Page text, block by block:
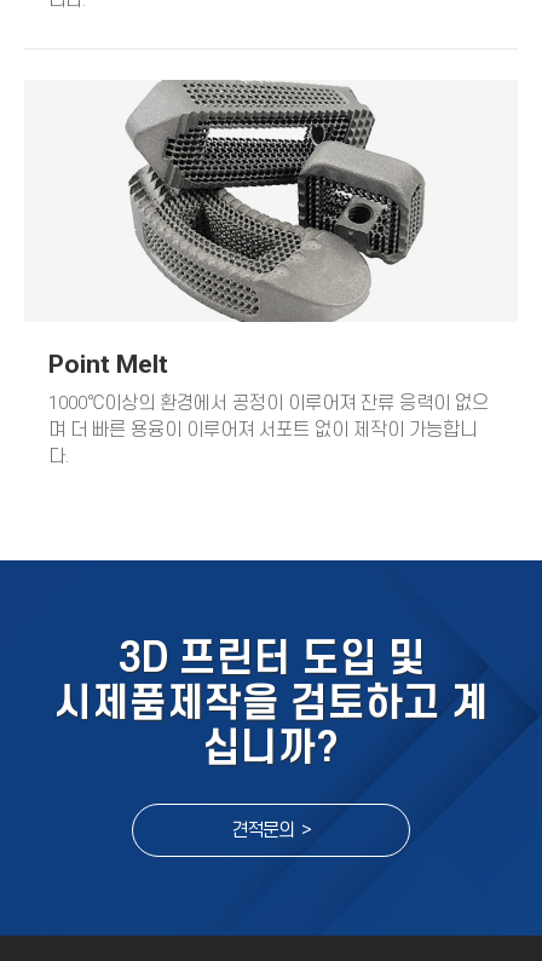
Point Melt
1000℃이상의 환경에서 공정이 이루어져 잔류 응력이 없으
며 더 빠른 용융이 이루어져 서포트 없이 제작이 가능합니
다.
3D 프린터 도입 및
시제품제작을 검토하고 계
십니까?
견적문의 >